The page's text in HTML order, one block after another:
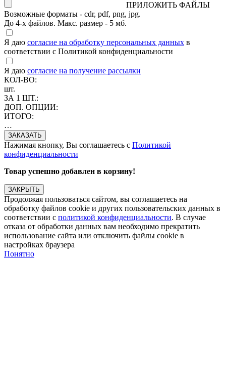
ПРИЛОЖИТЬ ФАЙЛЫ
Возможные форматы - cdr, pdf, png, jpg.
До 4-х файлов. Макс. размер - 5 мб.
Я даю согласие на обработку персональных данных в
соответствии с Политикой конфиденциальности
Я даю согласие на получение рассылки
КОЛ-ВО:
шт.
ЗА 1 ШТ.:
ДОП. ОПЦИИ:
ИТОГО:
…
Нажимая кнопку, Вы соглашаетесь с Политикой
конфиденциальности
Товар успешно добавлен в корзину!
ЗАКРЫТЬ
Продолжая пользоваться сайтом, вы соглашаетесь на
обработку файлов cookie и других пользовательских данных в
соответствии с политикой конфиденциальности. В случае
отказа от обработки данных вам необходимо прекратить
использование сайта или отключить файлы cookie в
настройках браузера
Понятно